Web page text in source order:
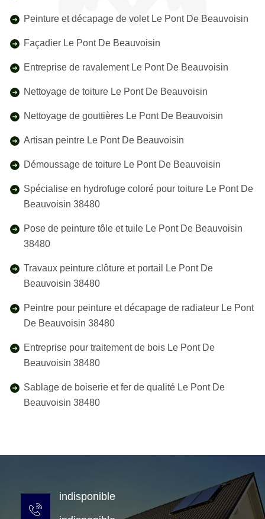
Peinture et décapage de volet Le Pont De Beauvoisin
Façadier Le Pont De Beauvoisin
Entreprise de ravalement Le Pont De Beauvoisin
Nettoyage de toiture Le Pont De Beauvoisin
Nettoyage de gouttières Le Pont De Beauvoisin
Artisan peintre Le Pont De Beauvoisin
Démoussage de toiture Le Pont De Beauvoisin
Spécialise en hydrofuge coloré pour toiture Le Pont De
Beauvoisin 38480
Pose de peinture tôle et tuile Le Pont De Beauvoisin
38480
Travaux peinture clôture et portail Le Pont De
Beauvoisin 38480
Peintre pour peinture et décapage de radiateur Le Pont
De Beauvoisin 38480
Entreprise pour traitement de bois Le Pont De
Beauvoisin 38480
Sablage de boiserie et fer de qualité Le Pont De
Beauvoisin 38480
indisponible